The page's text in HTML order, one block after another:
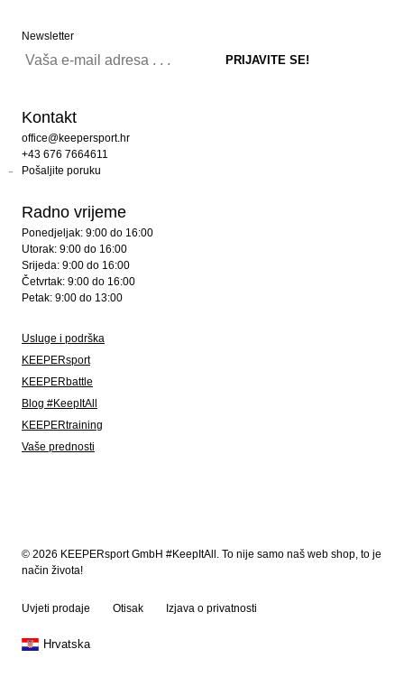
Newsletter
Kontakt
office@keepersport.hr
+43 676 7664611
Pošaljite poruku
Radno vrijeme
Ponedjeljak: 9:00 do 16:00
Utorak: 9:00 do 16:00
Srijeda: 9:00 do 16:00
Četvrtak: 9:00 do 16:00
Petak: 9:00 do 13:00
Usluge i podrška
KEEPERsport
KEEPERbattle
Blog #KeepItAll
KEEPERtraining
Vaše prednosti
© 2026 KEEPERsport GmbH #KeepItAll. To nije samo naš web shop, to je
način života!
Uvjeti prodaje Otisak Izjava o privatnosti
Hrvatska